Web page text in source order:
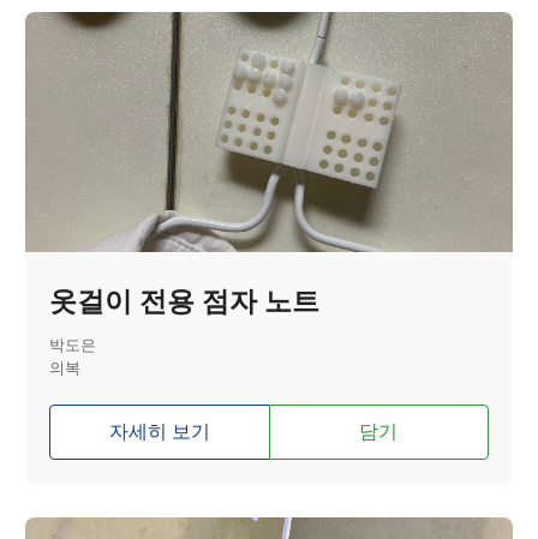
옷걸이 전용 점자 노트
박도은
의복
자세히 보기 담기